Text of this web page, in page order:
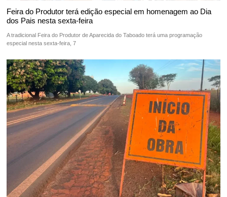
Feira do Produtor terá edição especial em homenagem ao Dia
dos Pais nesta sexta-feira
A tradicional Feira do Produtor de Aparecida do Taboado terá uma programação
especial nesta sexta-feira, 7